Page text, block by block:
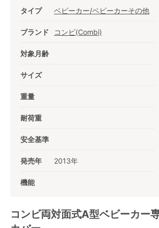
タイプ ベビーカー/ベビーカーその他
ブランド コンビ(Combi)
対象月齢
サイズ
重量
耐荷重
安全基準
発売年 2013年
機能
コンビ両対面式A型ベビーカー